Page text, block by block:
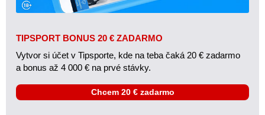
TIPSPORT BONUS 20 € ZADARMO
Vytvor si účet v Tipsporte, kde na teba čaká 20 € zadarmo
a bonus až 4 000 € na prvé stávky.
Chcem 20 € zadarmo